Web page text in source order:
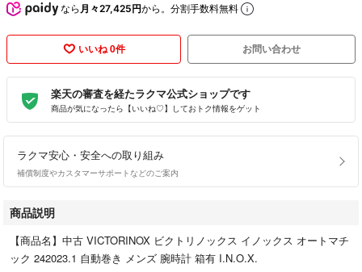
なら 月々27,425円から。分割手数料無料
いいね 0件 お問い合わせ
楽天の審査を経たラクマ公式ショップです
商品が気になったら【いいね♡】しておトク情報をゲット
ラクマ安心・安全への取り組み
補償制度やカスタマーサポートなどのご案内
商品説明
【商品名】中古 VICTORINOX ビクトリノックス イノックス オートマチ
ック 242023.1 自動巻き メンズ 腕時計 箱有 I.N.O.X.